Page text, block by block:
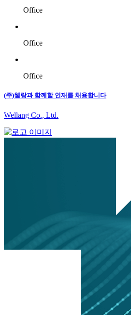
Office
Office
Office
(주)웰랑과 함께할 인재를 채용합니다
Wellang Co., Ltd.